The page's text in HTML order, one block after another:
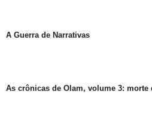
A Guerra de Narrativas
As crônicas de Olam, volume 3: morte